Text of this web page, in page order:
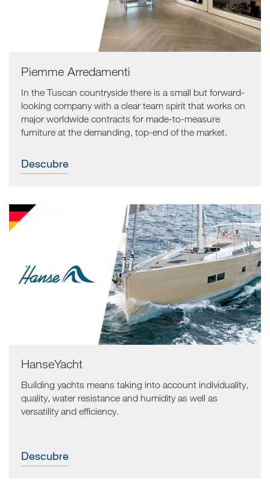
Piemme Arredamenti
In the Tuscan countryside there is a small but forward-
looking company with a clear team spirit that works on
major worldwide contracts for made-to-measure
furniture at the demanding, top-end of the market.
Descubre
HanseYacht
Building yachts means taking into account individuality,
quality, water resistance and humidity as well as
versatility and efficiency.
Descubre